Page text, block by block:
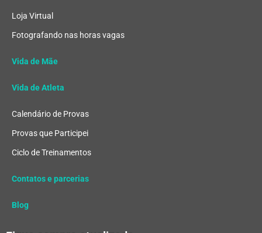
Loja Virtual
Fotografando nas horas vagas
Vida de Mãe
Vida de Atleta
Calendário de Provas
Provas que Participei
Ciclo de Treinamentos
Contatos e parcerias
Blog